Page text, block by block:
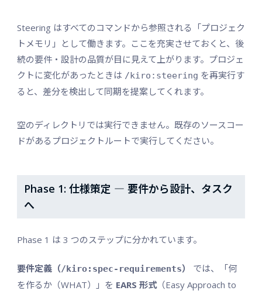
Steering はすべてのコマンドから参照される「プロジェク
トメモリ」として働きます。ここを充実させておくと、後
続の要件・設計の品質が目に見えて上がります。プロジェ
クトに変化があったときは /kiro:steering を再実行す
ると、差分を検出して同期を提案してくれます。
空のディレクトリでは実行できません。既存のソースコー
ドがあるプロジェクトルートで実行してください。
Phase 1: 仕様策定 ― 要件から設計、タスク
へ
Phase 1 は 3 つのステップに分かれています。
要件定義（/kiro:spec-requirements）
では、「何
を作るか（WHAT）」を EARS 形式（Easy Approach to